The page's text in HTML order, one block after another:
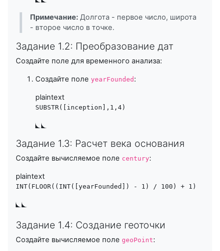
Примечание: Долгота - первое число, широта
- второе число в точке.
Задание 1.2: Преобразование дат
Создайте поле для временного анализа:
Создайте поле yearFounded :
plaintext
SUBSTR([inception],1,4)
Задание 1.3: Расчет века основания
Создайте вычисляемое поле century:
plaintext
INT(FLOOR((INT([yearFounded]) - 1) / 100) + 1)
Задание 1.4: Создание геоточки
Создайте вычисляемое поле geoPoint: